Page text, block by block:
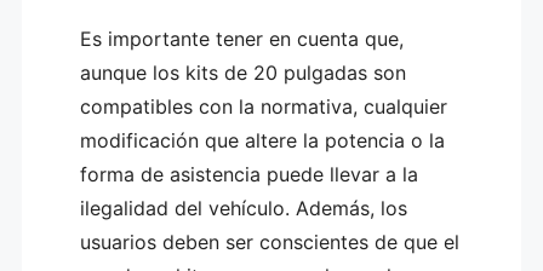
Es importante tener en cuenta que,
aunque los kits de 20 pulgadas son
compatibles con la normativa, cualquier
modificación que altere la potencia o la
forma de asistencia puede llevar a la
ilegalidad del vehículo. Además, los
usuarios deben ser conscientes de que el